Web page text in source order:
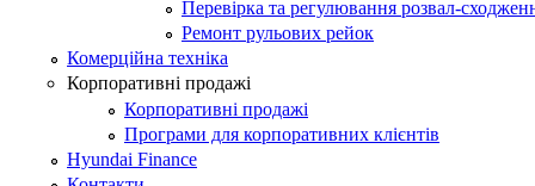
Перевірка та регулювання розвал-
Ремонт рульових рейок
Комерційна техніка
Корпоративні продажі
Корпоративні продажі
Програми для корпоративних клієнтів
Hyundai Finance